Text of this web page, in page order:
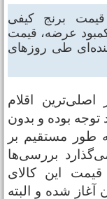
برنج کیفی
عرضه، قیمت
طی روزهای
اقلام
بوده و بدون
مستقیم بر
بررسی‌ها
این کالای
شده و البته